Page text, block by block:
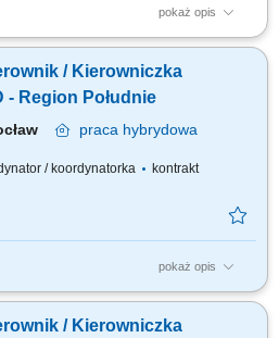
pokaż opis
rozwijanie współpracy z klientami z
ofert handlowych dopasowanych
i omawianie warunków
i finalizowanie transakcji,
/ Kierowniczka
- Region Południe
praca hybrydowa
/ koordynatorka
kontrakt
pokaż opis
Aktywna rekrutacja nowych Partnerów
Partnerami D2D Zarządzanie
w ramach swojego Regionu Rozwój
/ Kierowniczka